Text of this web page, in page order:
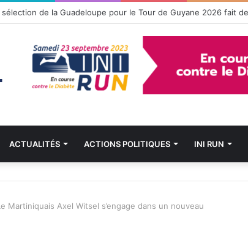
Mike Happio nommé coach principal de la BYers Academy
ACTUALITÉS ACTIONS POLITIQUES INI RUN
Martiniquais Axel Witsel s’engage dans un nouveau